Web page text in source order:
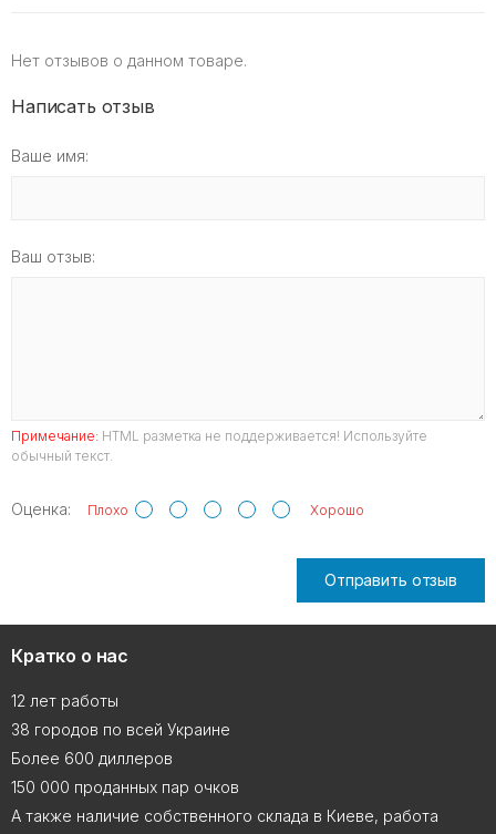
Нет отзывов о данном товаре.
Написать отзыв
Ваше имя:
Ваш отзыв:
Примечание: HTML разметка не поддерживается! Используйте
обычный текст.
Оценка: Плохо Хорошо
Отправить отзыв
Кратко о нас
12 лет работы
38 городов по всей Украине
Более 600 диллеров
150 000 проданных пар очков
А также наличие собственного склада в Киеве, работа